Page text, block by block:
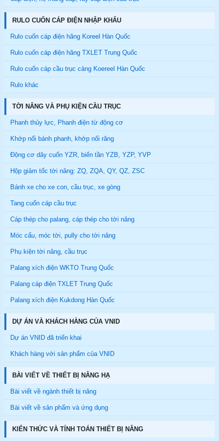
RULO CUỐN CÁP ĐIỆN NHẬP KHẨU
Rulo cuốn cáp điện hãng Koreel Hàn Quốc
Rulo cuốn cáp điện hãng TXLET Trung Quốc
Rulo cuốn cáp cầu trục cảng Koereel Hàn Quốc
Rulo khác
TỜI NÂNG VÀ PHỤ KIỆN CẦU TRỤC
Phanh thủy lực, Phanh điện từ động cơ
Khớp nối bánh phanh, khớp nối răng
Động cơ dây cuốn YZR, biến tần YZB, YZP, YVP
Hộp giảm tốc tời nâng: ZQ, ZQA, QY, QZ, ZSC
Bánh xe cho xe con, cầu trục, xe gòng
Tang cuốn cáp cầu trục
Cáp thép cho palang, cáp thép cho tời nâng
Móc cẩu, móc tời, pully cho tời nâng
Phụ kiện tời nâng, cầu trục
Palang xích điện WKTO Trung Quốc
Palang cáp điện TXLET Trung Quốc
Palang xích điện Kukdong Hàn Quốc
DỰ ÁN VÀ KHÁCH HÀNG CỦA VNID
Dự án VNID đã triển khai
Khách hàng với sản phẩm của VNID
BÀI VIẾT VỀ THIẾT BỊ NÂNG HẠ
Bài viết về ngành thiết bị nâng
Bài viết về sản phẩm và ứng dụng
KIẾN THỨC VÀ TÍNH TOÁN THIẾT BỊ NÂNG